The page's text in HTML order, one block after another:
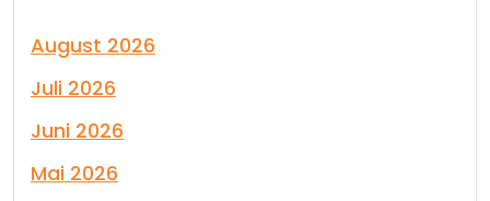
August 2026
Juli 2026
Juni 2026
Mai 2026